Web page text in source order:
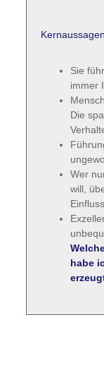
Kernaussagen
Sie
immer
Die
Wer
will,
habe